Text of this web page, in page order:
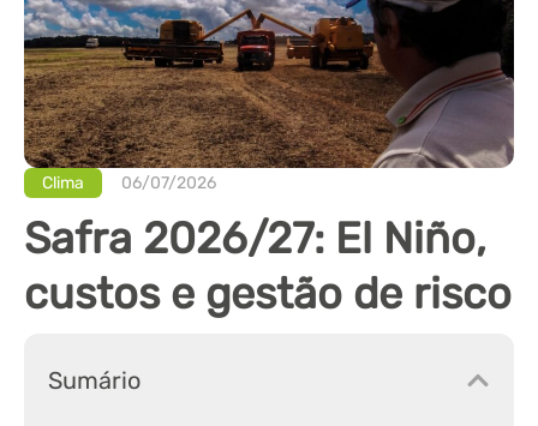
Clima 06/07/2026
Safra 2026/27: El Niño,
custos e gestão de risco
Sumário